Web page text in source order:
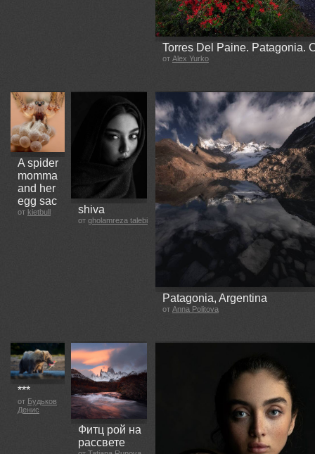
Torres Del Paine. Patagonia.
от Alex Yurko
A spider
momma
and her
egg sac
от kietbull shiva
от gholamreza talebi
Patagonia, Argentina
от Anna Politova
***
от Будьков
Денис
Фитц рой на
рассвете